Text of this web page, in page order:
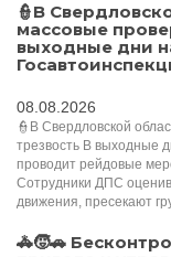
👮В
массовые
выходные дни
08.08.2026
👮В Свердловской
трезвость В выходные
проводит рейдовые
Сотрудники ДПС
движения, пресекают
🚓🧒🚗